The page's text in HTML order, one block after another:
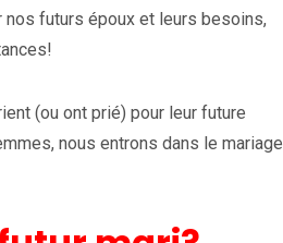
nos futurs époux et leurs besoins,
(ou ont prié) pour leur future
nous entrons dans le mariage